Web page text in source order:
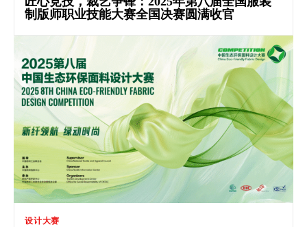
制版师职业技能大赛全国决赛圆满收官
设计大赛